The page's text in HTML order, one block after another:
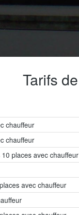
Tarifs de
chauffeur
chauffeur
places avec chauffeur
avec chauffeur